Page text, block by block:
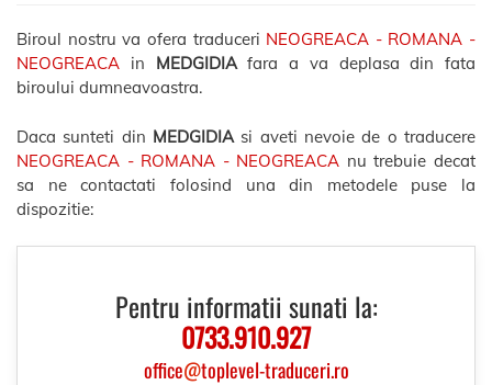
Biroul nostru va ofera traduceri NEOGREACA - ROMANA -
NEOGREACA in MEDGIDIAfara a va deplasa din fata
biroului dumneavoastra.
Daca sunteti din MEDGIDIA si aveti nevoie de o traducere
NEOGREACA - ROMANA - NEOGREACA nu trebuie decat
sa ne contactati folosind una din metodele puse la
dispozitie:
Pentru informatii sunati la:
0733.910.927
office@toplevel-traduceri.ro